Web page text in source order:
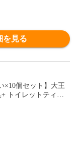
を見る
×10個セット】大王
トイレットティシ
るフレッシュクリア
ール入 ダブル トイ